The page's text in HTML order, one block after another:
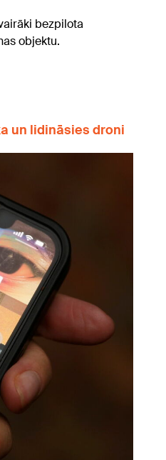
bezpilota
objektu.
un lidināsies droni